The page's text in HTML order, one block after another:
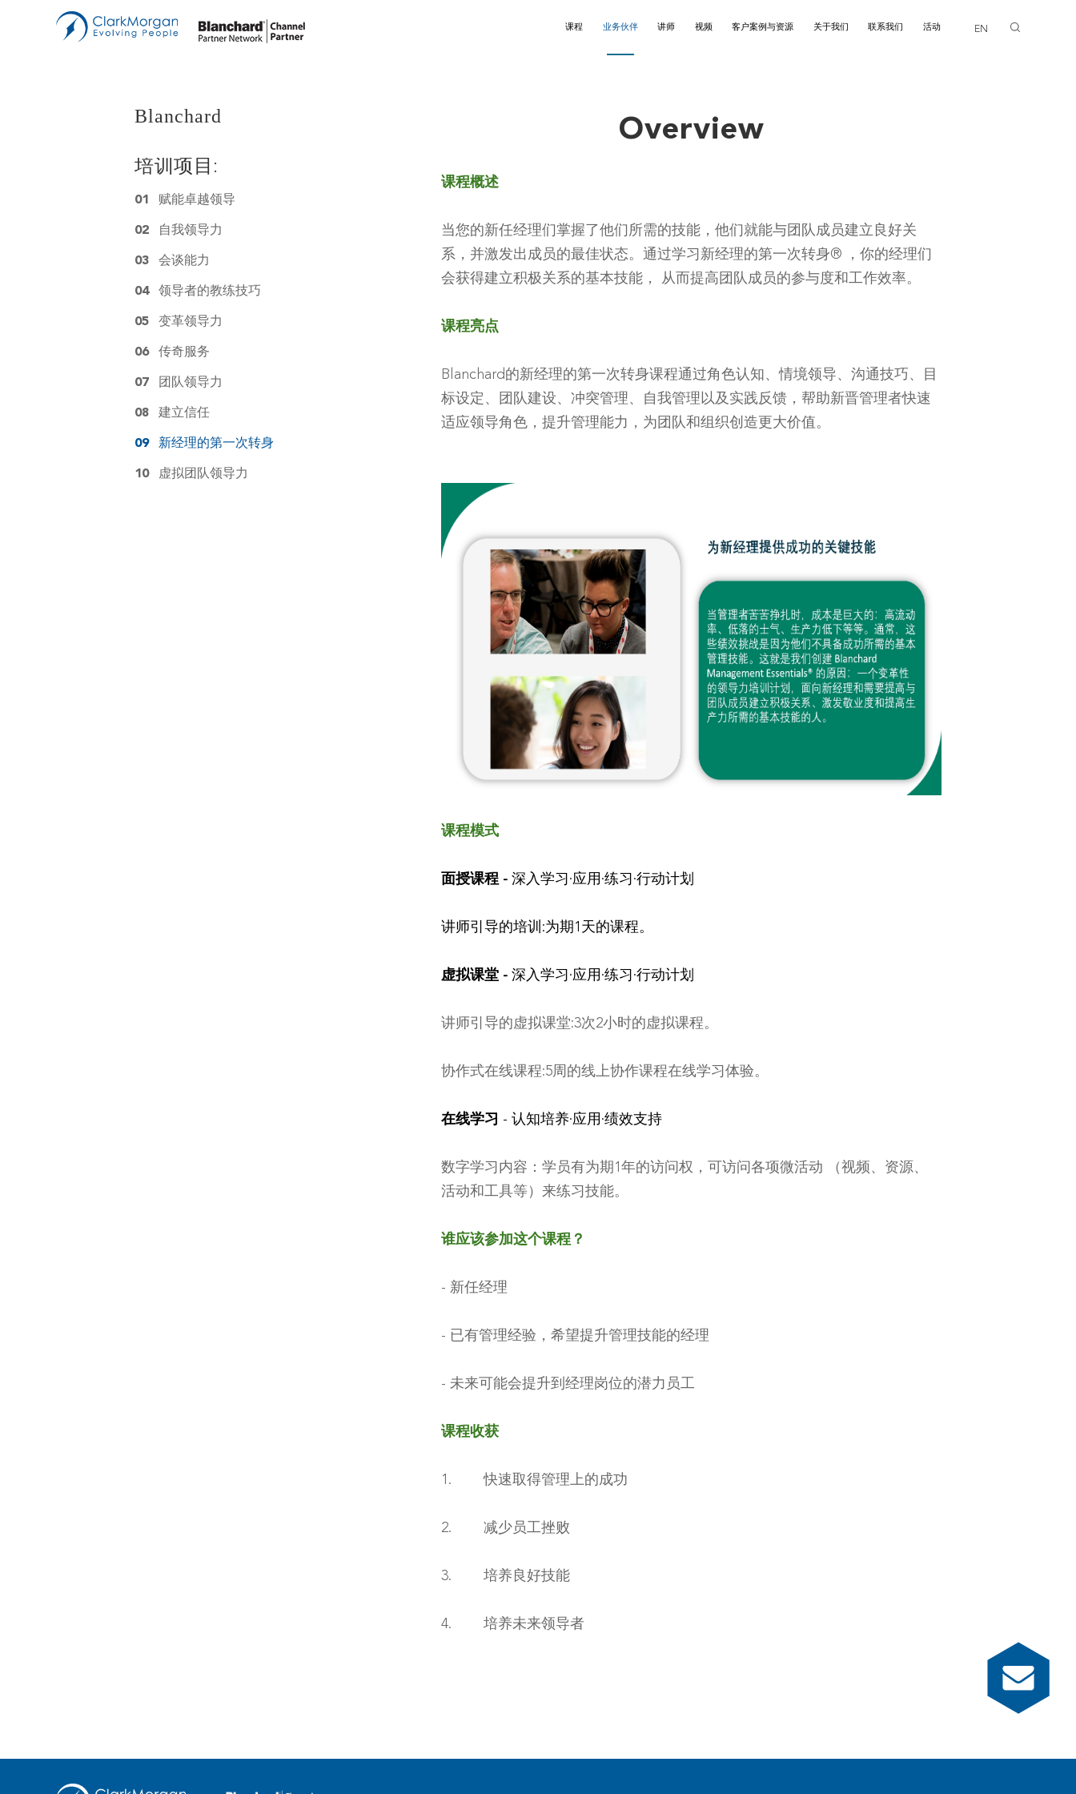
EN
课程
团队建设
业务伙伴 讲师 视频 客户案例与资源 关于我们 联系我们 活动
Blanchard
培训项目:
01 赋能卓越领导
02 自我领导力
03 会谈能力
04 领导者的教练技巧
05 变革领导力
06 传奇服务
07 团队领导力
08 建立信任
09 新经理的第一次转身
10 虚拟团队领导力
Overview
课程概述
当您的新任经理们掌握了他们所需的技能，他们就能与团队成员建立良好关
系，并激发出成员的最佳状态。通过学习新经理的第一次转身® ，你的经理们
会获得建立积极关系的基本技能， 从而提高团队成员的参与度和工作效率。
课程亮点
Blanchard的新经理的第一次转身课程通过角色认知、情境领导、沟通技巧、目
标设定、团队建设、冲突管理、自我管理以及实践反馈，帮助新晋管理者快速
适应领导角色，提升管理能力，为团队和组织创造更大价值。
课程模式
面授课程 -深入学习·应用·练习·行动计划
讲师引导的培训:为期1天的课程。
虚拟课堂 -深入学习·应用·练习·行动计划
讲师引导的虚拟课堂:3次2小时的虚拟课程。
协作式在线课程:5周的线上协作课程在线学习体验。
在线学习 - 认知培养·应用·绩效支持
数字学习内容：学员有为期1年的访问权，可访问各项微活动 （视频、资源、
活动和工具等）来练习技能。
谁应该参加这个课程？
- 新任经理
- 已有管理经验，希望提升管理技能的经理
- 未来可能会提升到经理岗位的潜力员工
课程收获
1. 快速取得管理上的成功
2. 减少员工挫败
3. 培养良好技能
4. 培养未来领导者